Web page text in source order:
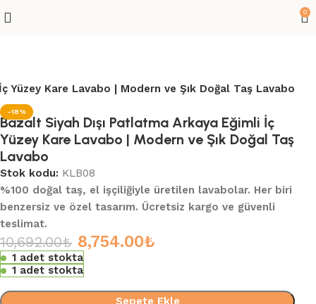
0
Yüzey Kare Lavabo | Modern ve Şık Doğal Taş Lavabo
-18%
Bazalt Siyah Dışı Patlatma Arkaya Eğimli İç
Yüzey Kare Lavabo | Modern ve Şık Doğal Taş
Lavabo
Stok kodu: KLB08
%100 doğal taş, el işçiliğiyle üretilen lavabolar. Her biri
benzersiz ve özel tasarım. Ücretsiz kargo ve güvenli
teslimat.
10,692.00₺ 8,754.00₺
1 adet stokta
1 adet stokta
Sepete Ekle